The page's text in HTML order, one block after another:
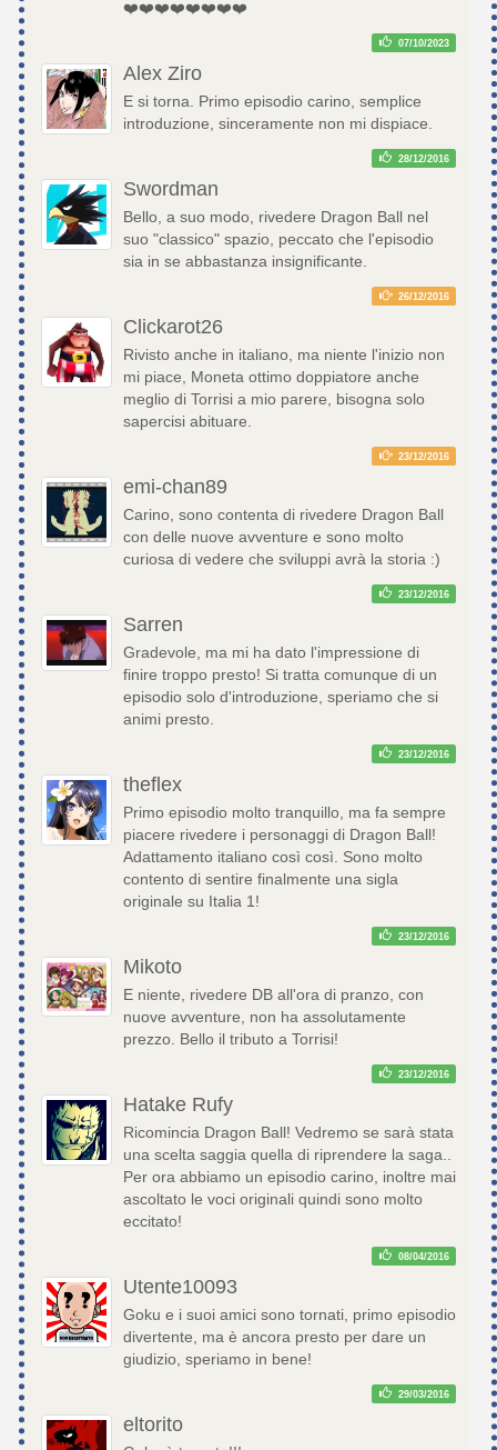
❤️❤️❤️❤️❤️❤️❤️❤️
07/10/2023
Alex Ziro
E si torna. Primo episodio carino, semplice
introduzione, sinceramente non mi dispiace.
28/12/2016
Swordman
Bello, a suo modo, rivedere Dragon Ball nel
suo "classico" spazio, peccato che l'episodio
sia in se abbastanza insignificante.
26/12/2016
Clickarot26
Rivisto anche in italiano, ma niente l'inizio non
mi piace, Moneta ottimo doppiatore anche
meglio di Torrisi a mio parere, bisogna solo
sapercisi abituare.
23/12/2016
emi-chan89
Carino, sono contenta di rivedere Dragon Ball
con delle nuove avventure e sono molto
curiosa di vedere che sviluppi avrà la storia :)
23/12/2016
Sarren
Gradevole, ma mi ha dato l'impressione di
finire troppo presto! Si tratta comunque di un
episodio solo d'introduzione, speriamo che si
animi presto.
23/12/2016
theflex
Primo episodio molto tranquillo, ma fa sempre
piacere rivedere i personaggi di Dragon Ball!
Adattamento italiano così così. Sono molto
contento di sentire finalmente una sigla
originale su Italia 1!
23/12/2016
Mikoto
E niente, rivedere DB all'ora di pranzo, con
nuove avventure, non ha assolutamente
prezzo. Bello il tributo a Torrisi!
23/12/2016
Hatake Rufy
Ricomincia Dragon Ball! Vedremo se sarà stata
una scelta saggia quella di riprendere la saga..
Per ora abbiamo un episodio carino, inoltre mai
ascoltato le voci originali quindi sono molto
eccitato!
08/04/2016
Utente10093
Goku e i suoi amici sono tornati, primo episodio
divertente, ma è ancora presto per dare un
giudizio, speriamo in bene!
29/03/2016
eltorito